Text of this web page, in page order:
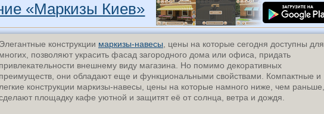
«Маркизы Киев»
Элегантные конструкции маркизы-навесы , цены на которые сегодня доступны для
многих, позволяют украсить фасад загородного дома или офиса, придать
привлекательности внешнему виду магазина. Но помимо декоративных
преимуществ, они обладают еще и функциональными свойствами. Компактные и
легкие конструкции маркизы-навесы, цены на которые намного ниже, чем раньше,
площадку кафе уютной и защитят её от солнца, ветра и дождя.